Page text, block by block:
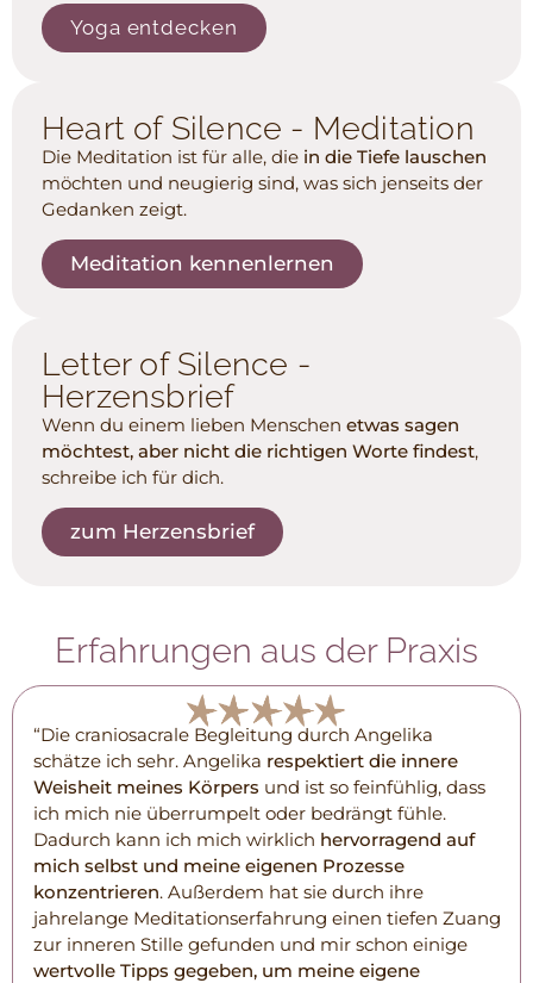
Yoga entdecken
Heart of Silence - Meditation
Die Meditation ist für alle, die in die Tiefe lauschen
möchten und neugierig sind, was sich jenseits der
Gedanken zeigt.
Meditation kennenlernen
Letter of Silence -
Herzensbrief
Wenn du einem lieben Menschen etwas sagen
möchtest, aber nicht die richtigen Worte findest,
schreibe ich für dich.
zum Herzensbrief
Erfahrungen aus der Praxis
“Die craniosacrale Begleitung durch Angelika
schätze ich sehr. Angelika respektiert die innere
Weisheit meines Körpers und ist so feinfühlig, dass
ich mich nie überrumpelt oder bedrängt fühle.
Dadurch kann ich mich wirklich hervorragend auf
mich selbst und meine eigenen Prozesse
konzentrieren. Außerdem hat sie durch ihre
jahrelange Meditationserfahrung einen tiefen Zuang
zur inneren Stille gefunden und mir schon einige
wertvolle Tipps gegeben, um meine eigene